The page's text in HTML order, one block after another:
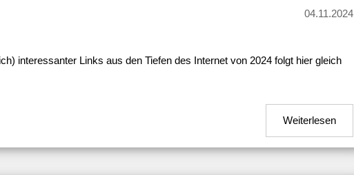
04.11.2024
interessanter Links aus den Tiefen des Internet von 2024 folgt hier gleich
Weiterlesen